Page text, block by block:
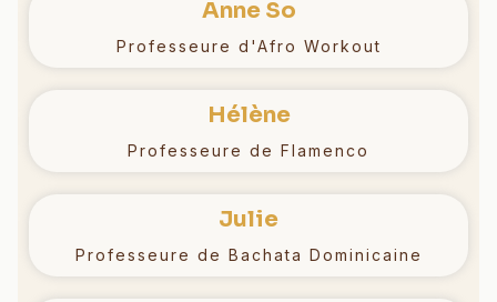
Anne So
Professeure d'Afro Workout
Hélène
Professeure de Flamenco
Julie
Professeure de Bachata Dominicaine